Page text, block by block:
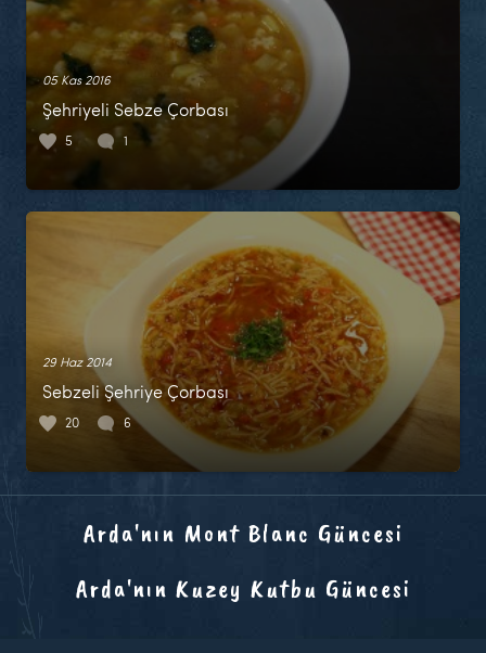
05 Kas 2016
Şehriyeli Sebze Çorbası
5 1
29 Haz 2014
Sebzeli Şehriye Çorbası
20 6
Arda'nın Mont Blanc Güncesi
Arda'nın Kuzey Kutbu Güncesi